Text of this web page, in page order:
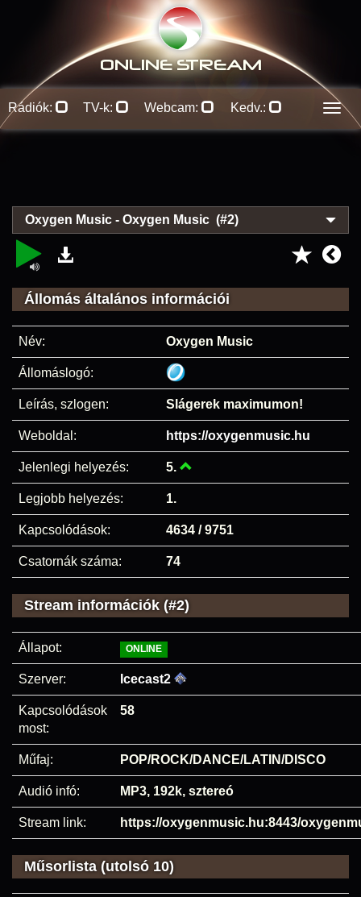
ONLINE STREAM
Rádiók: TV-k: Webcam: Kedv.:
Oxygen Music - Oxygen Music (#2)
Állomás általános információi
Név: Oxygen Music
Állomáslogó:
Leírás, szlogen: Slágerek maximumon!
Weboldal: https://oxygenmusic.hu
Jelenlegi helyezés: 5.
Legjobb helyezés: 1.
Kapcsolódások: 4634 / 9751
Csatornák száma: 74
Stream információk (#2)
Állapot: ONLINE
Szerver: Icecast2
Kapcsolódások
most:
58
Műfaj: POP/ROCK/DANCE/LATIN/DISCO
Audió infó: MP3, 192k, sztereó
Stream link: https://oxygenmusic.hu:8443/
Műsorlista (utolsó 10)